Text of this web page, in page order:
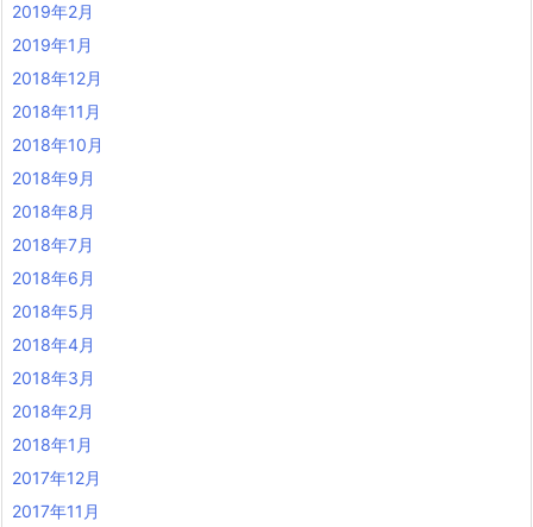
2019年2月
2019年1月
2018年12月
2018年11月
2018年10月
2018年9月
2018年8月
2018年7月
2018年6月
2018年5月
2018年4月
2018年3月
2018年2月
2018年1月
2017年12月
2017年11月